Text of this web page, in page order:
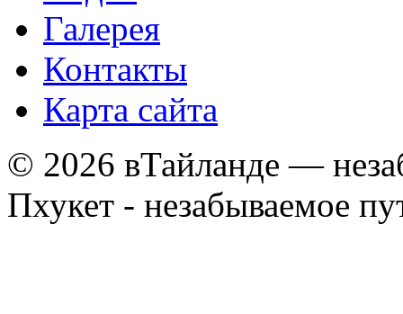
Галерея
Контакты
Карта сайта
© 2026 вТайланде —
Пхукет - незабываемое